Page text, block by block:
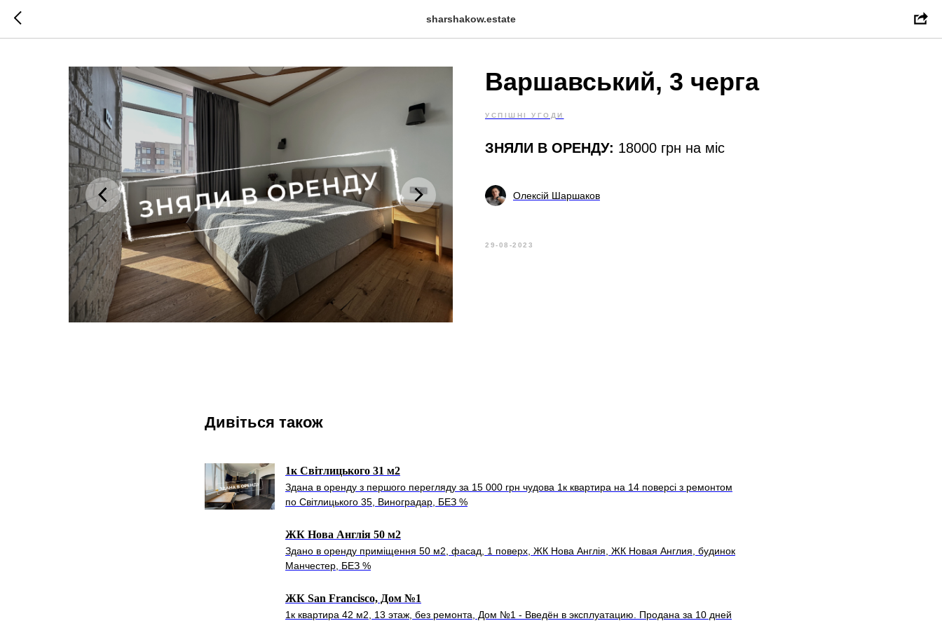
sharshakow.estate
Варшавський, 3 черга
УСПІШНІ УГОДИ
ЗНЯЛИ В ОРЕНДУ: 18000 грн на міс
Олексій Шаршаков
29-08-2023
Дивіться також
1к Світлицького 31 м2
Здана в оренду з першого перегляду за 15 000 грн чудова 1к квартира на 14 поверсі з ремонтом
по Світлицького 35, Виноградар, БЕЗ %
ЖК Нова Англія 50 м2
Здано в оренду приміщення 50 м2, фасад, 1 поверх, ЖК Нова Англія, ЖК Новая Англия, будинок
Манчестер, БЕЗ %
ЖК San Francisco, Дом №1
1к квартира 42 м2, 13 этаж, без ремонта, Дом №1 - Введён в эксплуатацию. Продана за 10 дней